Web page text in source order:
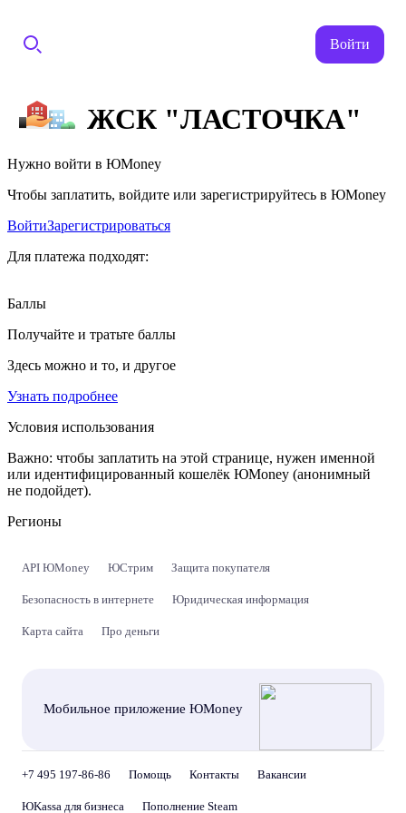
Войти
ЖСК "ЛАСТОЧКА"
Нужно войти в ЮMoney
Чтобы заплатить, войдите или зарегистрируйтесь в ЮMoney
ВойтиЗарегистрироваться
Для платежа подходят:
Баллы
Получайте и тратьте баллы
Здесь можно и то, и другое
Узнать подробнее
Условия использования
Важно: чтобы заплатить на этой странице, нужен именной
или идентифицированный кошелёк ЮMoney (анонимный
не подойдет).
Регионы
API ЮMoney ЮСтрим Защита покупателя
Безопасность в интернете Юридическая информация
Карта сайта Про деньги
Мобильное приложение ЮMoney
+7 495 197-86-86 Помощь Контакты Вакансии
ЮKassa для бизнеса Пополнение Steam